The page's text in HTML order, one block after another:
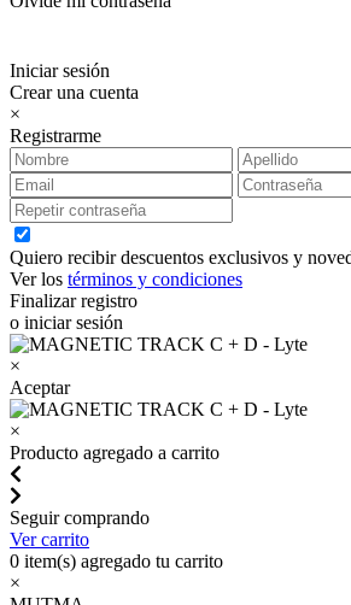
Iniciar sesión
Crear una cuenta
×
Registrarme
Quiero recibir descuentos exclusivos y
Ver los términos y condiciones
Finalizar registro
o iniciar sesión
×
Aceptar
×
Producto agregado a carrito
Seguir comprando
Ver carrito
0 item(s) agregado tu carrito
×